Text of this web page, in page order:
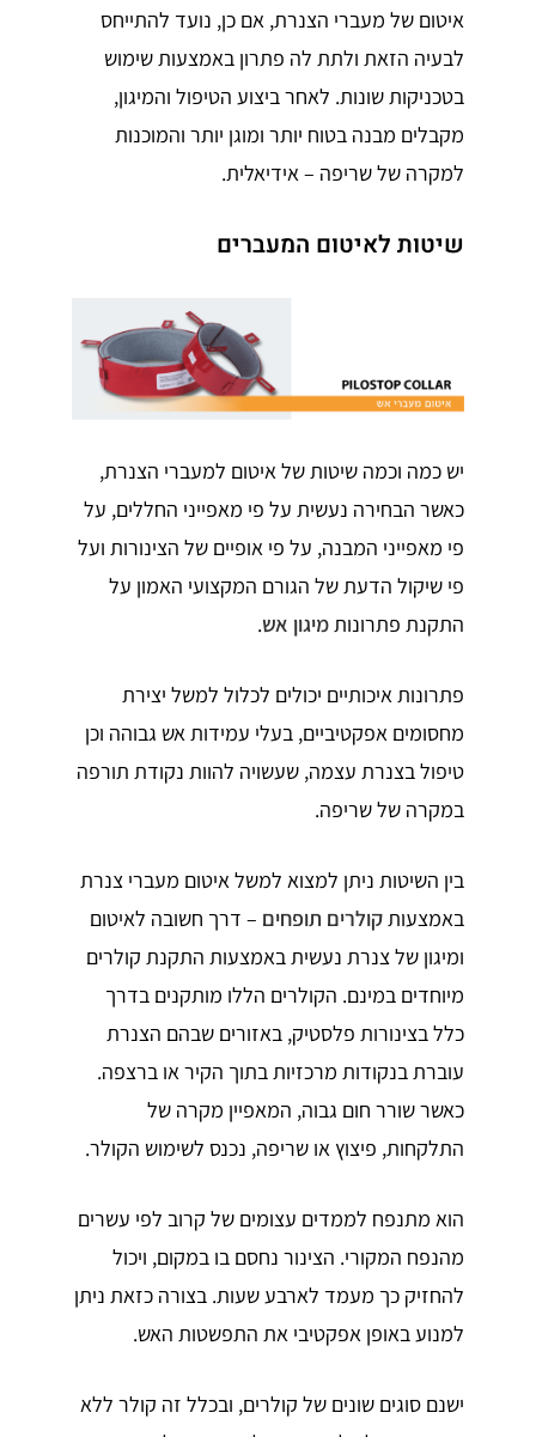
איטום של מעברי הצנרת, אם כן, נועד להתייחס
לבעיה הזאת ולתת לה פתרון באמצעות שימוש
בטכניקות שונות. לאחר ביצוע הטיפול והמיגון,
מקבלים מבנה בטוח יותר ומוגן יותר והמוכנות
למקרה של שריפה – אידיאלית.
שיטות לאיטום המעברים
יש כמה וכמה שיטות של איטום למעברי הצנרת,
כאשר הבחירה נעשית על פי מאפייני החללים, על
פי מאפייני המבנה, על פי אופיים של הצינורות ועל
פי שיקול הדעת של הגורם המקצועי האמון על
התקנת פתרונותמיגון אש.
פתרונות איכותיים יכולים לכלול למשל יצירת
מחסומים אפקטיביים, בעלי עמידות אש גבוהה וכן
טיפול בצנרת עצמה, שעשויה להוות נקודת תורפה
במקרה של שריפה.
בין השיטות ניתן למצוא למשל איטום מעברי צנרת
באמצעותקולרים תופחים – דרך חשובה לאיטום
ומיגון של צנרת נעשית באמצעות התקנת קולרים
מיוחדים במינם. הקולרים הללו מותקנים בדרך
כלל בצינורות פלסטיק, באזורים שבהם הצנרת
עוברת בנקודות מרכזיות בתוך הקיר או ברצפה.
כאשר שורר חום גבוה, המאפיין מקרה של
התלקחות, פיצוץ או שריפה, נכנס לשימוש הקולר.
הוא מתנפח לממדים עצומים של קרוב לפי עשרים
מהנפח המקורי. הצינור נחסם בו במקום, ויכול
להחזיק כך מעמד לארבע שעות. בצורה כזאת ניתן
למנוע באופן אפקטיבי את התפשטות האש.
ישנם סוגים שונים של קולרים, ובכלל זה קולר ללא